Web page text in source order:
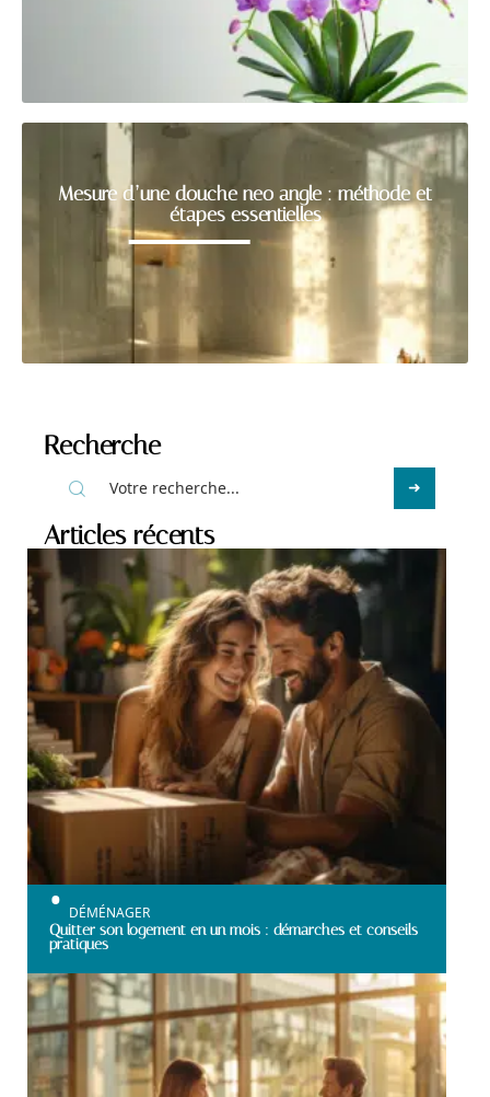
Mesure d’une douche neo angle : méthode et
étapes essentielles
Recherche
Articles récents
DÉMÉNAGER
Quitter son logement en un mois : démarches et conseils
pratiques